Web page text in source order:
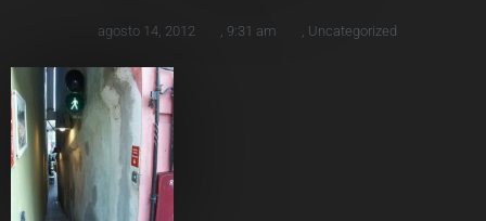
agosto 14, 2012 9:31 am Uncategorized